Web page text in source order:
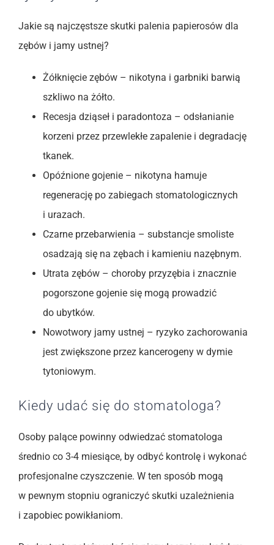
Jakie są najczęstsze skutki palenia papierosów dla
zębów i jamy ustnej?
Żółknięcie zębów – nikotyna i garbniki barwią
szkliwo na żółto.
Recesja dziąseł i paradontoza – odsłanianie
korzeni przez przewlekłe zapalenie i degradację
tkanek.
Opóźnione gojenie – nikotyna hamuje
regenerację po zabiegach stomatologicznych
i urazach.
Czarne przebarwienia – substancje smoliste
osadzają się na zębach i kamieniu nazębnym.
Utrata zębów – choroby przyzębia i znacznie
pogorszone gojenie się mogą prowadzić
do ubytków.
Nowotwory jamy ustnej – ryzyko zachorowania
jest zwiększone przez kancerogeny w dymie
tytoniowym.
Kiedy udać się do stomatologa?
Osoby palące powinny odwiedzać stomatologa
średnio co 3-4 miesiące, by odbyć kontrolę i wykonać
profesjonalne czyszczenie. W ten sposób mogą
w pewnym stopniu ograniczyć skutki uzależnienia
i zapobiec powikłaniom.